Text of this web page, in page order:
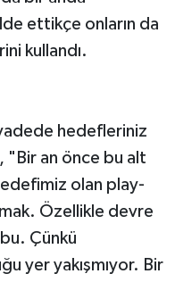
ettikçe onların da
kullandı.
hedefleriniz
"Bir an önce bu alt
olan play-
Özellikle devre
Çünkü
yer yakışmıyor. Bir